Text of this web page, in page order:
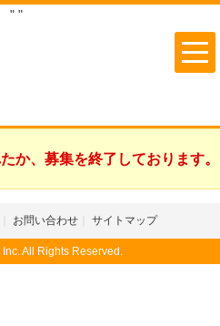
" "
か、募集を終了しております。
お問い合わせ サイトマップ
All Rights Reserved.